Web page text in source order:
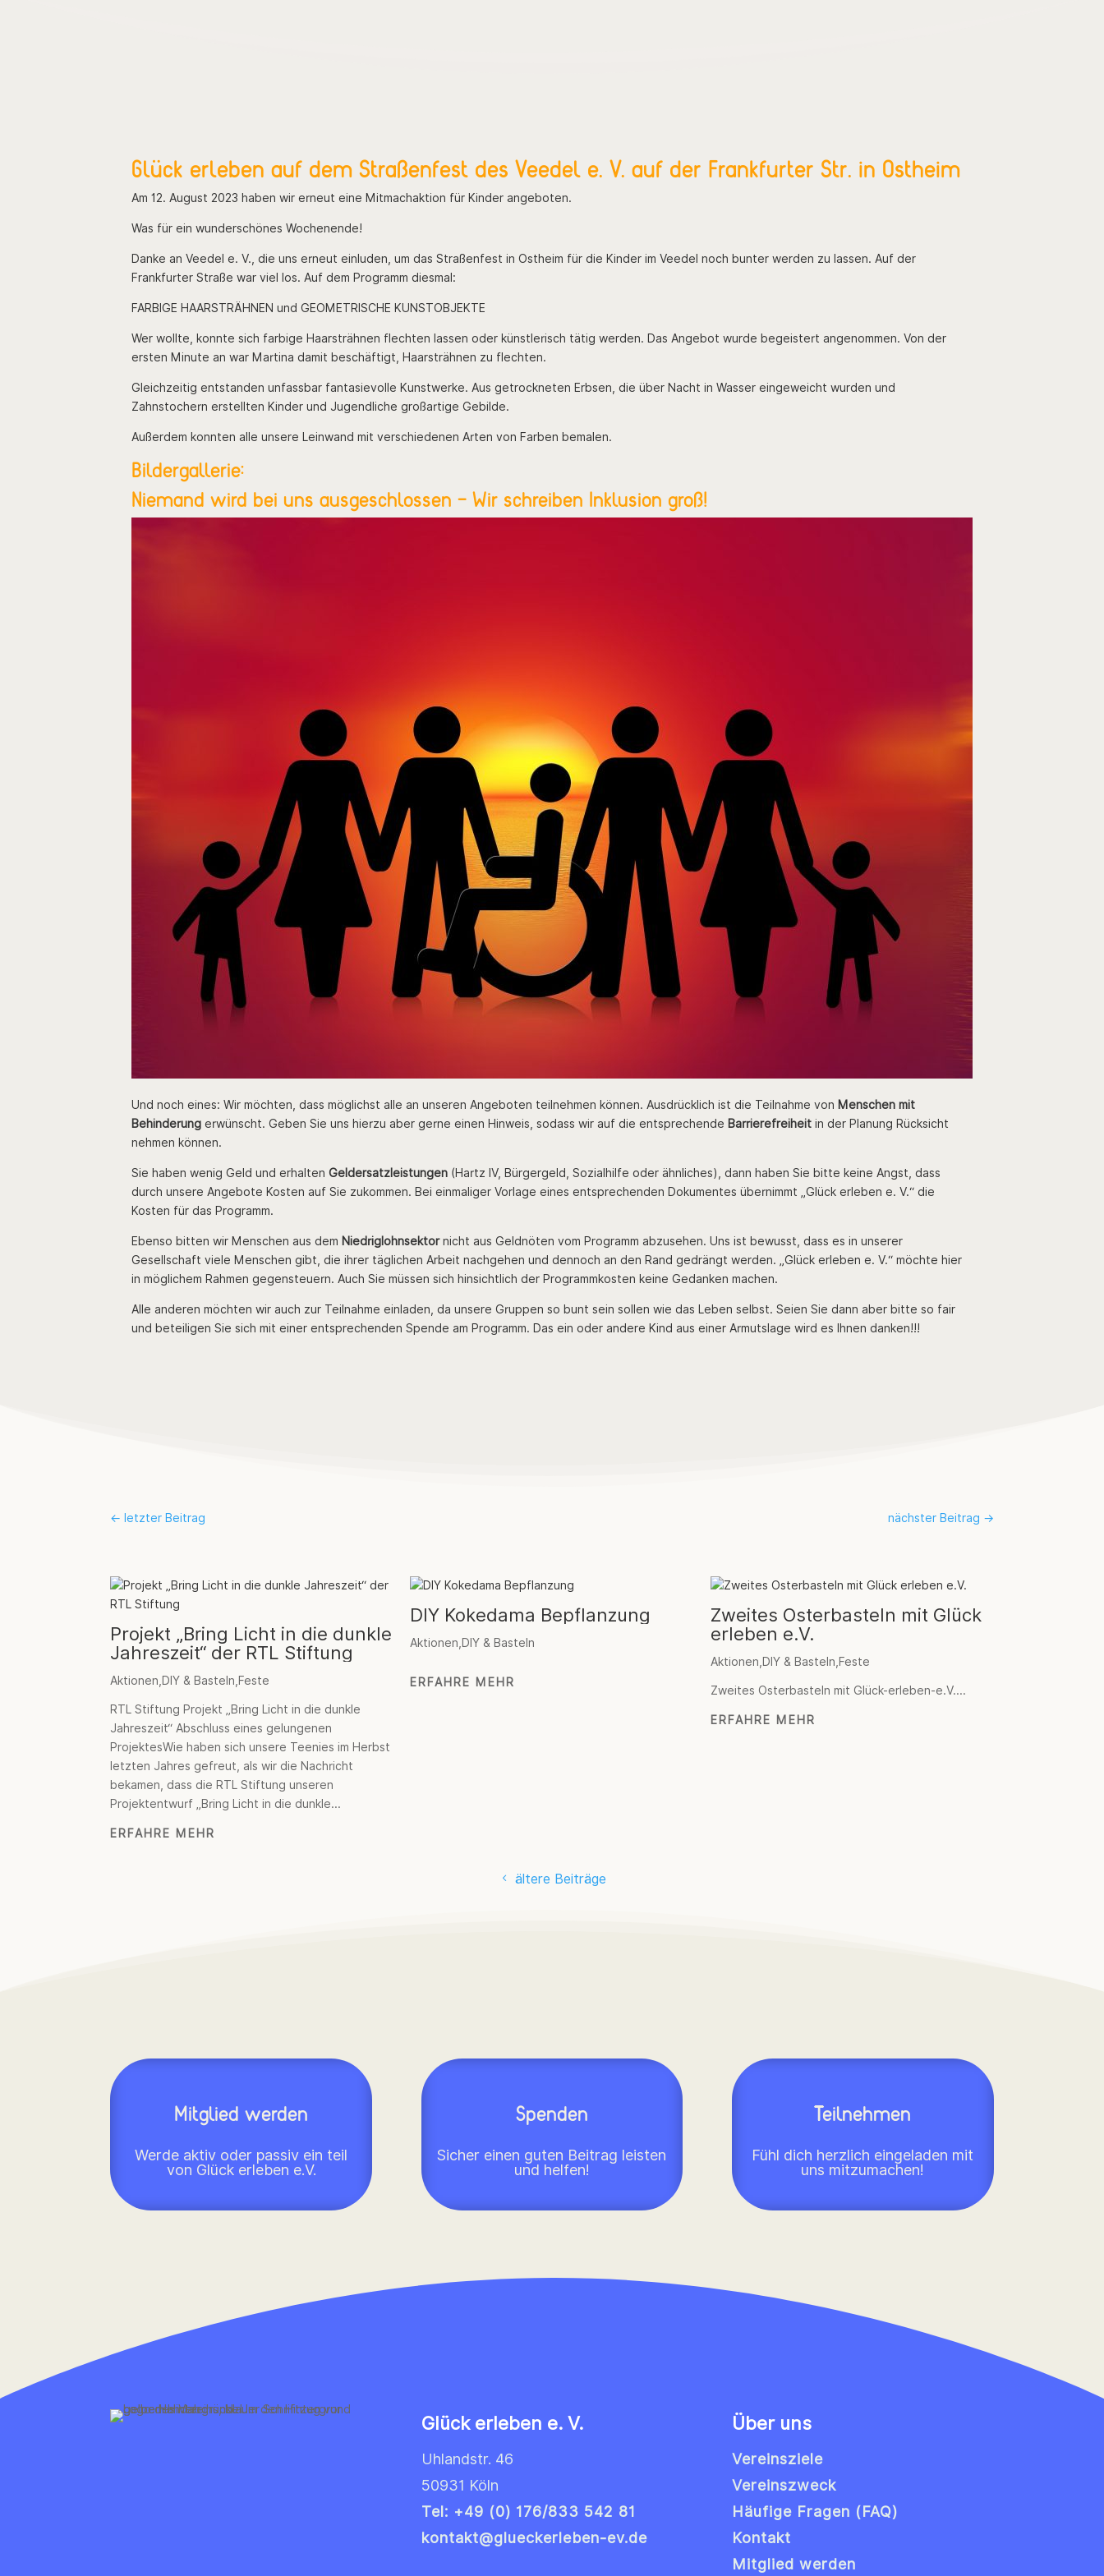
Glück erleben auf dem Straßenfest des Veedel e. V. auf der Frankfurter Str. in Ostheim
Am 12. August 2023 haben wir erneut eine Mitmachaktion für Kinder angeboten.
Was für ein wunderschönes Wochenende!
Danke an Veedel e. V., die uns erneut einluden, um das Straßenfest in Ostheim für die Kinder im Veedel noch bunter werden zu lassen. Auf der
Frankfurter Straße war viel los. Auf dem Programm diesmal:
FARBIGE HAARSTRÄHNEN und GEOMETRISCHE KUNSTOBJEKTE
Wer wollte, konnte sich farbige Haarsträhnen flechten lassen oder künstlerisch tätig werden. Das Angebot wurde begeistert angenommen. Von der
ersten Minute an war Martina damit beschäftigt, Haarsträhnen zu flechten.
Gleichzeitig entstanden unfassbar fantasievolle Kunstwerke. Aus getrockneten Erbsen, die über Nacht in Wasser eingeweicht wurden und
Zahnstochern erstellten Kinder und Jugendliche großartige Gebilde.
Außerdem konnten alle unsere Leinwand mit verschiedenen Arten von Farben bemalen.
Bildergallerie:
Niemand wird bei uns ausgeschlossen – Wir schreiben Inklusion groß!
Und noch eines: Wir möchten, dass möglichst alle an unseren Angeboten teilnehmen können. Ausdrücklich ist die Teilnahme von Menschen mit
Behinderung erwünscht. Geben Sie uns hierzu aber gerne einen Hinweis, sodass wir auf die entsprechende Barrierefreiheit in der Planung Rücksicht
nehmen können.
Sie haben wenig Geld und erhalten Geldersatzleistungen (Hartz IV, Bürgergeld, Sozialhilfe oder ähnliches), dann haben Sie bitte keine Angst, dass
durch unsere Angebote Kosten auf Sie zukommen. Bei einmaliger Vorlage eines entsprechenden Dokumentes übernimmt „Glück erleben e. V.“ die
Kosten für das Programm.
Ebenso bitten wir Menschen aus dem Niedriglohnsektornicht aus Geldnöten vom Programm abzusehen. Uns ist bewusst, dass es in unserer
Gesellschaft viele Menschen gibt, die ihrer täglichen Arbeit nachgehen und dennoch an den Rand gedrängt werden. „Glück erleben e. V.“ möchte hier
in möglichem Rahmen gegensteuern. Auch Sie müssen sich hinsichtlich der Programmkosten keine Gedanken machen.
Alle anderen möchten wir auch zur Teilnahme einladen, da unsere Gruppen so bunt sein sollen wie das Leben selbst. Seien Sie dann aber bitte so fair
und beteiligen Sie sich mit einer entsprechenden Spende am Programm. Das ein oder andere Kind aus einer Armutslage wird es Ihnen danken!!!
← letzter Beitrag nächster Beitrag →
Projekt „Bring Licht in die dunkle
Jahreszeit“ der RTL Stiftung
Aktionen DIY & Basteln Feste
RTL Stiftung Projekt „Bring Licht in die dunkle
Jahreszeit“ Abschluss eines gelungenen
ProjektesWie haben sich unsere Teenies im Herbst
letzten Jahres gefreut, als wir die Nachricht
bekamen, dass die RTL Stiftung unseren
Projektentwurf „Bring Licht in die dunkle...
ERFAHRE MEHR
DIY Kokedama Bepflanzung
Aktionen DIY & Basteln
ERFAHRE MEHR
Zweites Osterbasteln mit Glück
erleben e.V.
Aktionen DIY & Basteln Feste
Zweites Osterbasteln mit Glück-erleben-e.V....
ERFAHRE MEHR
ältere Beiträge
Mitglied werden
Werde aktiv oder passiv ein teil
von Glück erleben e.V.
Spenden
Sicher einen guten Beitrag leisten
und helfen!
Teilnehmen
Fühl dich herzlich eingeladen mit
uns mitzumachen!
Glück erleben e. V.
Uhlandstr. 46
50931 Köln
Tel: +49 (0) 176/833 542 81
kontakt@glueckerleben-ev.de
Über uns
Vereinsziele
Vereinszweck
Häufige Fragen (FAQ)
Kontakt
Mitglied werden